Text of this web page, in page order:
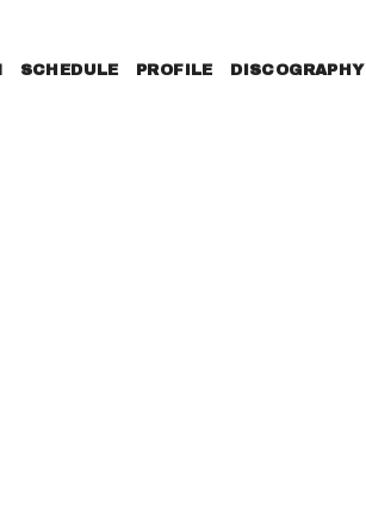
SCHEDULE PROFILE DISCOGRAPHY